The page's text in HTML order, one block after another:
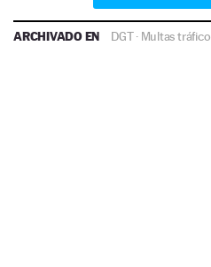
ARCHIVADO EN DGT· Multas tráfico